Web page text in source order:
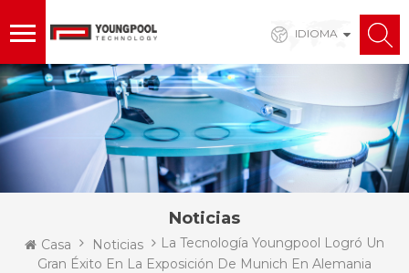
IDIOMA
Noticias
Casa Noticias
La Tecnología Youngpool Logró Un
Gran Éxito En La Exposición De Munich En Alemania